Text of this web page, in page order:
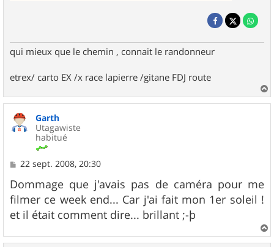
qui mieux que le chemin , connait le randonneur
etrex/ carto EX /x race lapierre /gitane FDJ route
a
u
Garth
Utagawiste
habitué
M
s
s
a
g
e
22 sept. 2008, 20:30
Dommage que j'avais pas de caméra pour me
filmer ce week end... Car j'ai fait mon 1er soleil !
et il était comment dire... brillant ;-þ
a